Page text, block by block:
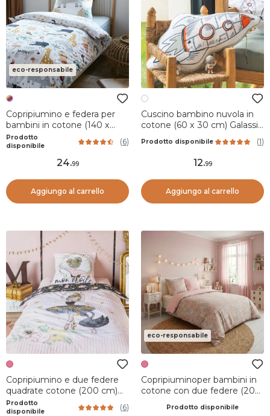
eco-responsabile
Copripiumino e federa per
bambini in cotone (140 x
200 cm) Savana Multicolore
Prodotto
disponibile
(6)
24.99
Aggiungo al carrello
Cuscino bambino nuvola in
cotone (60 x 30 cm) Galassia
Prodotto disponibile (1)
12.99
Aggiungo al carrello
Copripiumino e due federe
quadrate cotone (200 cm)
Mon étoile Rosa
Prodotto
disponibile
(6)
eco-responsabile
Copripiuminoper bambini in
cotone con due federe (200
Prodotto disponibile